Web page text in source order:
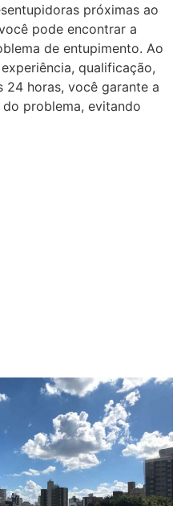
próximas ao
pode encontrar a
de entupimento. Ao
qualificação,
24 horas, você garante a
problema, evitando